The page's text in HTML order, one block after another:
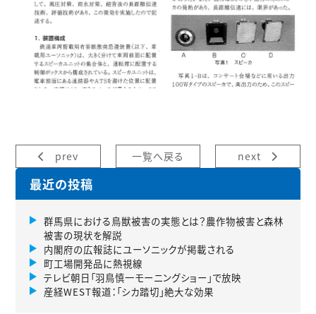
prev 一覧へ戻る next
最近の投稿
群馬県における鳥獣被害の実態とは？農作物被害と森林
被害の現状を解説
内閣府の広報誌にユーソニックが掲載される
町工場開発品に熱視線
テレビ朝日「羽鳥慎一モーニングショー」で放映
産経WEST報道：「シカ踏切」絶大な効果